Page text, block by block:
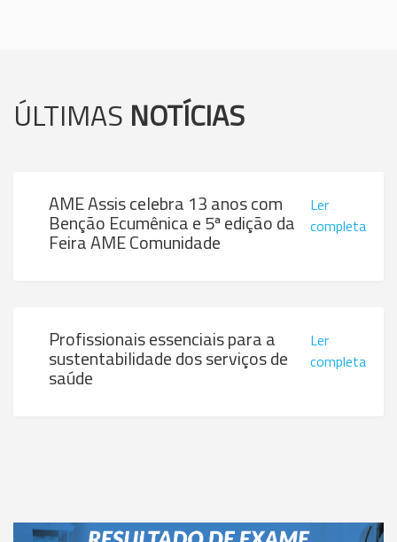
ÚLTIMAS NOTÍCIAS
AME Assis celebra 13 anos com
Benção Ecumênica e 5ª edição da
Feira AME Comunidade
Ler
completa
Profissionais essenciais para a
sustentabilidade dos serviços de
saúde
Ler
completa